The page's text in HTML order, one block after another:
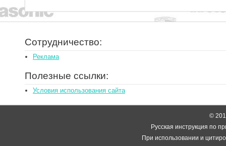
Сотрудничество:
Реклама
Полезные ссылки:
Условия использования сайта
©
Русская инструкция по
При использовании и